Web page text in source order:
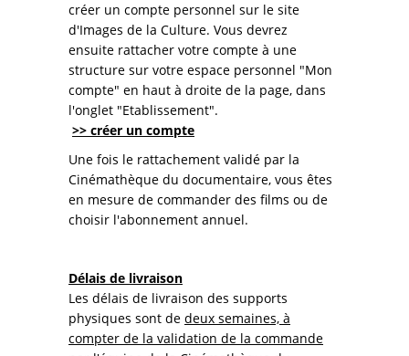
créer un compte personnel sur le site
d'Images de la Culture. Vous devrez
ensuite rattacher votre compte à une
structure sur votre espace personnel "Mon
compte" en haut à droite de la page, dans
l'onglet "Etablissement".
>> créer un compte
Une fois le rattachement validé par la
Cinémathèque du documentaire, vous êtes
en mesure de commander des films ou de
choisir l'abonnement annuel.
Délais de livraison
Les délais de livraison des supports
physiques sont de deux semaines, à
compter de la validation de la commande